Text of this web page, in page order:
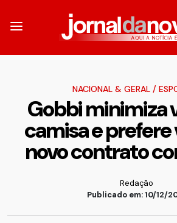
NACIONAL & GERAL /
Gobbi minimiza
camisa e prefere
novo contrato
Redação
Publicado em: 10/12/